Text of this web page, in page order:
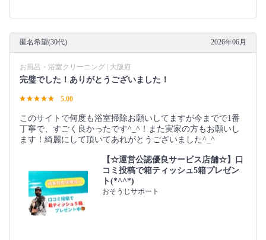
匿名希望(30代) 2026年06月
お風呂・浴室クリーニング | 大阪府
完璧でした！ありがとうございました！
5.00
このサイトで何度も浴室掃除お願いしてますが今までで1番
丁寧で、すごく良かったです^_^！また実家の方もお願いし
ます！綺麗にして頂いてあれがとうございました^_^
【☆運営公認優良サービス店舗☆】口
コミ投稿で箱ティッシュ5箱プレゼン
ト(*^^*)
おそうじサポート